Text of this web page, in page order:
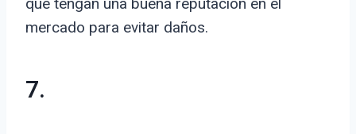
que tengan una buena reputación en el
mercado para evitar daños.
7.